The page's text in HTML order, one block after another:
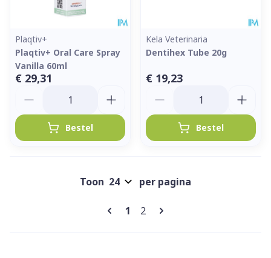
Plaqtiv+
Plaqtiv+ Oral Care Spray
Vanilla 60ml
€ 29,31
Bestel
Kela Veterinaria
Dentihex Tube 20g
€ 19,23
Bestel
Pagina's
U lees momenteel pagina
1 Pagina
2
Toon per pagina